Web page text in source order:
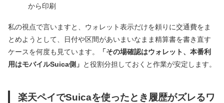
から印刷
私の視点で言いますと、ウォレット表示だけを頼りに交通費をま
とめようとして、日付や区間があいまいなまま精算書を書き直す
ケースを何度も見ています。
「その場確認はウォレット、本番利
用はモバイルSuica側」 と役割分担しておくと作業が安定します。
楽天ペイでSuicaを使ったとき履歴がズレるワ